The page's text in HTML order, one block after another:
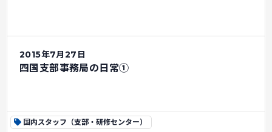
2015年7月27日
四国支部事務局の日常①
国内スタッフ（支部・研修センター）